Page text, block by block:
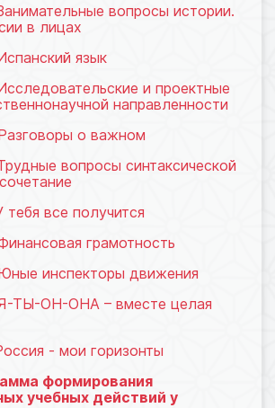
вопросы истории.
в лицах
язык
и проектные
направленности
о важном
вопросы синтаксической
тебя все получится
грамотность
инспекторы движения
ТЫ-ОН-ОНА – вместе целая
- мои горизонты
формирования
учебных действий у